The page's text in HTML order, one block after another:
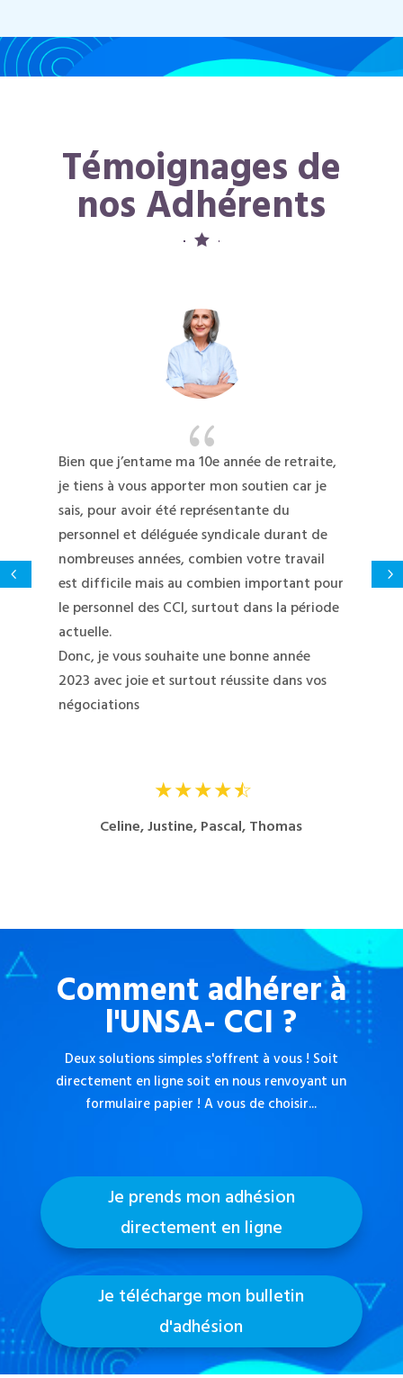
Témoignages de
nos Adhérents

{
Bien que j’entame ma 10e année de retraite,
je tiens à vous apporter mon soutien car je
sais, pour avoir été représentante du
personnel et déléguée syndicale durant de
nombreuses années, combien votre travail
est difficile mais au combien important pour
le personnel des CCI, surtout dans la période
actuelle.
Donc, je vous souhaite une bonne année
2023 avec joie et surtout réussite dans vos
négociations
Celine, Justine, Pascal, Thomas
Comment adhérer à
l'UNSA- CCI ?
Deux solutions simples s'offrent à vous ! Soit
directement en ligne soit en nous renvoyant un
formulaire papier ! A vous de choisir...
Je prends mon adhésion
directement en ligne
Je télécharge mon bulletin
d'adhésion